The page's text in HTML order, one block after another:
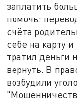
заплатить
помочь:
счёта
себе на карту
тратил деньги
вернуть. В
возбудили